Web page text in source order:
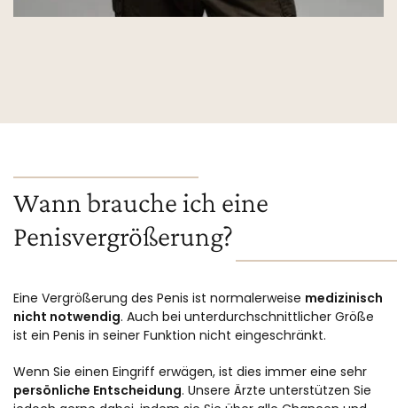
Wann brauche ich eine
Penisvergrößerung?
Eine Vergrößerung des Penis ist normalerweise medizinisch
nicht notwendig. Auch bei unterdurchschnittlicher Größe
ist ein Penis in seiner Funktion nicht eingeschränkt.
Wenn Sie einen Eingriff erwägen, ist dies immer eine sehr
persönliche Entscheidung. Unsere Ärzte unterstützen Sie